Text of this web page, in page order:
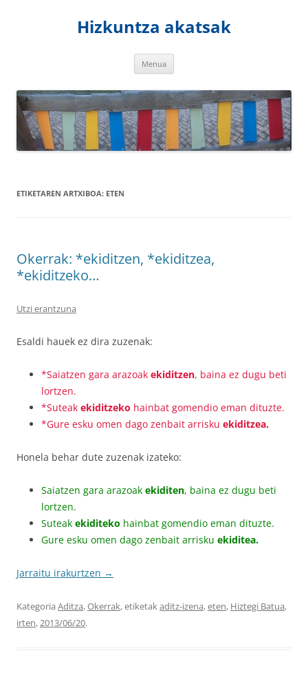
Hizkuntza akatsak
Menua
ETIKETAREN ARTXIBOA: ETEN
Okerrak: *ekiditzen, *ekiditzea,
*ekiditzeko…
Utzi erantzuna
Esaldi hauek ez dira zuzenak:
*Saiatzen gara arazoak ekiditzen, baina ez dugu beti
lortzen.
*Suteak ekiditzeko hainbat gomendio eman dituzte.
*Gure esku omen dago zenbait arrisku ekiditzea.
Honela behar dute zuzenak izateko:
Saiatzen gara arazoak ekiditen, baina ez dugu beti
lortzen.
Suteak ekiditeko hainbat gomendio eman dituzte.
Gure esku omen dago zenbait arrisku ekiditea.
Jarraitu irakurtzen →
Kategoria Aditza,Okerrak, etiketakaditz-izena,eten, Hiztegi Batua,
irten,2013/06/20.